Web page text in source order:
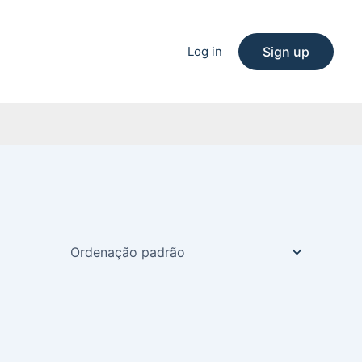
Log in Sign up